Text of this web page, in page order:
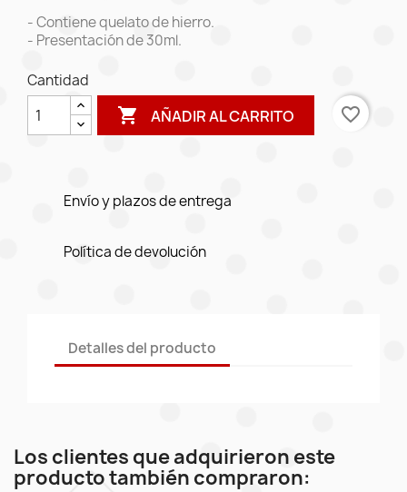
- Contiene quelato de hierro.
- Presentación de 30ml.
Cantidad
 AÑADIR AL CARRITO favorite_border
Envío y plazos de entrega
Política de devolución
Detalles del producto
Los clientes que adquirieron este
producto también compraron: